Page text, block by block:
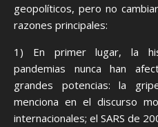
geopolíticos, pero no
razones principales:
1) En primer lugar, la
pandemias nunca han
grandes potencias: la
menciona en el discurso
internacionales; el SARS de